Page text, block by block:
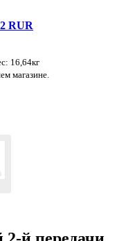
RUR
16,64кг
магазине.